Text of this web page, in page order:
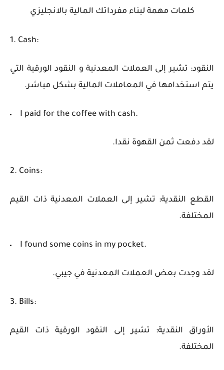
كلمات مهمة لبناء مفرداتك المالية بالانجليزي
1. Cash:
النقود: تشير إلى العملات المعدنية و النقود الورقية التي
يتم استخدامها في المعاملات المالية بشكل مباشر.
I paid for the coffee with cash.
لقد دفعت ثمن القهوة نقدا.
2. Coins:
القطع النقدية: تشير إلى العملات المعدنية ذات القيم
المختلفة.
I found some coins in my pocket.
لقد وجدت بعض العملات المعدنية في جيبي.
3. Bills:
الأوراق النقدية: تشير إلى النقود الورقية ذات القيم
المختلفة.